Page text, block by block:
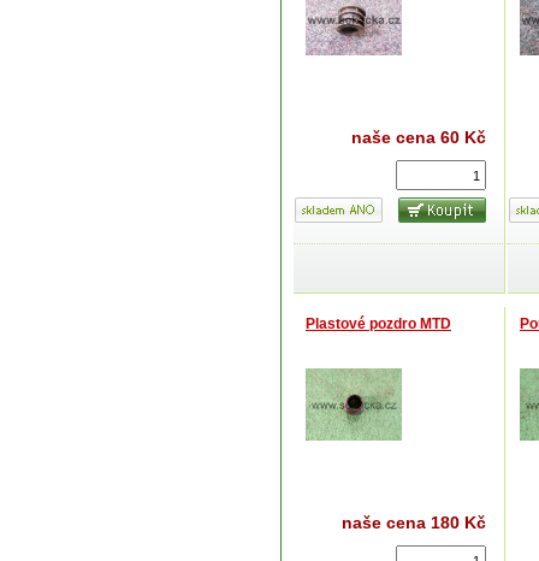
naše cena 60 Kč
Plastové pozdro MTD
naše cena 180 Kč